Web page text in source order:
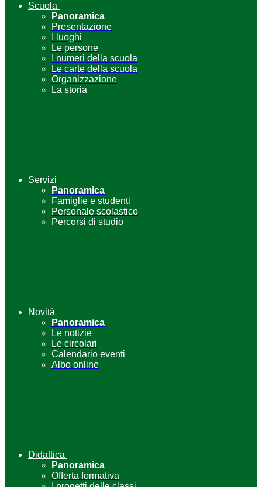
Scuola
Panoramica
Presentazione
I luoghi
Le persone
I numeri della scuola
Le carte della scuola
Organizzazione
La storia
Servizi
Panoramica
Famiglie e studenti
Personale scolastico
Percorsi di studio
Novità
Panoramica
Le notizie
Le circolari
Calendario eventi
Albo online
Didattica
Panoramica
Offerta formativa